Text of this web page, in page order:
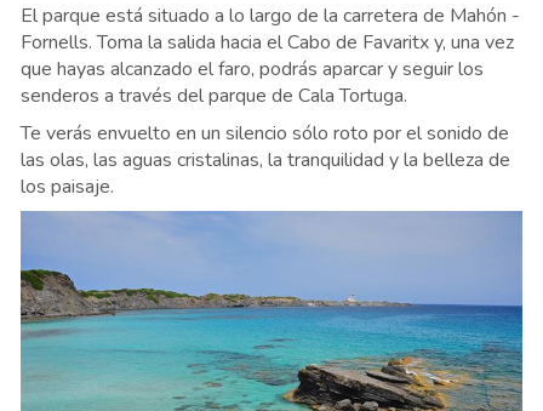
El parque está situado a lo largo de la carretera de Mahón -
Fornells. Toma la salida hacia el Cabo de Favaritx y, una vez
que hayas alcanzado el faro, podrás aparcar y seguir los
senderos a través del parque de Cala Tortuga.
Te verás envuelto en un silencio sólo roto por el sonido de
las olas, las aguas cristalinas, la tranquilidad y la belleza de
los paisaje.